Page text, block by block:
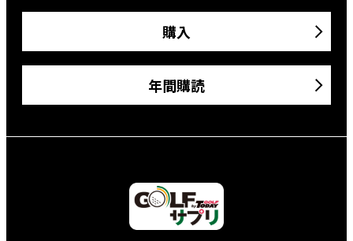
購入
年間購読